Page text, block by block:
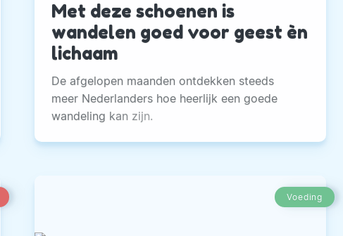
Met deze schoenen is
wandelen goed voor geest èn
lichaam
De afgelopen maanden ontdekken steeds
meer Nederlanders hoe heerlijk een goede
wandeling kan zijn.
Voeding